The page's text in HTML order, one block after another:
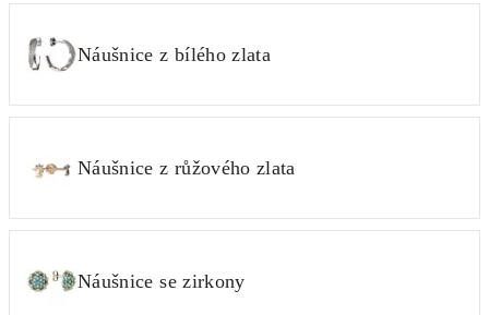
Náušnice z bílého zlata
Náušnice z růžového zlata
Náušnice se zirkony